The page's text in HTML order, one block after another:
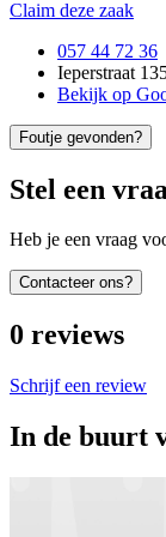
Claim deze zaak
057 44 72 36
Ieperstraat
Bekijk op
Foutje gevonden?
Stel een
Heb je een vraag
Contacteer ons?
0 reviews
Schrijf een review
In de buurt